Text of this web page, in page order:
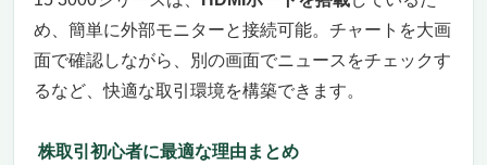
め、簡単に外部モニターと接続可能。チャートを大画
面で確認しながら、別の画面でニュースをチェックす
るなど、快適な取引環境を構築できます。
株取引初心者に最適な理由まとめ